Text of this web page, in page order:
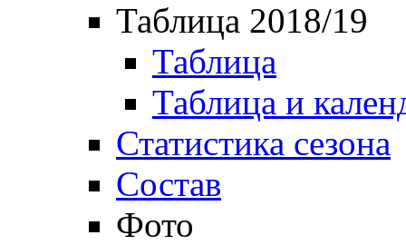
Таблица 2018/19
Таблица
Таблица и
Статистика сезона
Состав
Фото